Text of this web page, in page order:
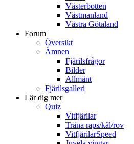
Västerbotten
Västmanland
Västra Götaland
Forum
Översikt
Ämnen
Fjärilsfrågor
Bilder
Allmänt
Fjärilsgalleri
Lär dig mer
Quiz
Vitfjärilar
Träna raps/kål/rov
VitfjärilarSpeed